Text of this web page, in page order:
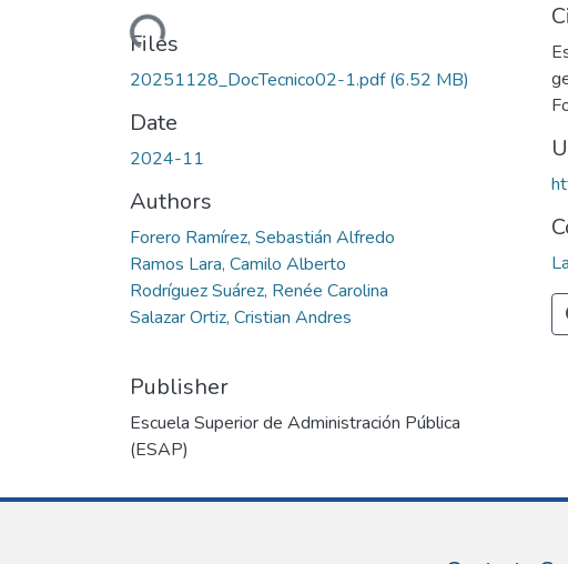
Loading...
Files
20251128_DocTecnico02-1.pdf(6.52 MB)
Date
2024-11
Authors
Forero Ramírez, Sebastián Alfredo
Ramos Lara, Camilo Alberto
Rodríguez Suárez, Renée Carolina
Salazar Ortiz, Cristian Andres
Publisher
Escuela Superior de Administración Pública
(ESAP)